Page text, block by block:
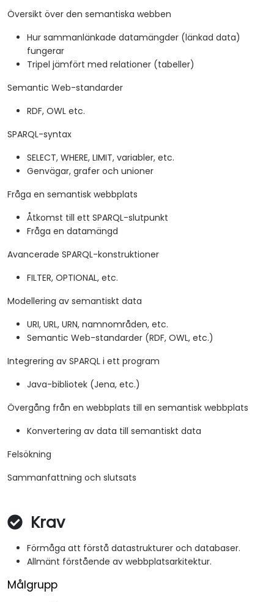
Översikt över den semantiska webben
Hur sammanlänkade datamängder (länkad data)
fungerar
Tripel jämfört med relationer (tabeller)
Semantic Web-standarder
RDF, OWL etc.
SPARQL-syntax
SELECT, WHERE, LIMIT, variabler, etc.
Genvägar, grafer och unioner
Fråga en semantisk webbplats
Åtkomst till ett SPARQL-slutpunkt
Fråga en datamängd
Avancerade SPARQL-konstruktioner
FILTER, OPTIONAL, etc.
Modellering av semantiskt data
URI, URL, URN, namnområden, etc.
Semantic Web-standarder (RDF, OWL, etc.)
Integrering av SPARQL i ett program
Java-bibliotek (Jena, etc.)
Övergång från en webbplats till en semantisk webbplats
Konvertering av data till semantiskt data
Felsökning
Sammanfattning och slutsats
Krav
Förmåga att förstå datastrukturer och databaser.
Allmänt förstående av webbplatsarkitektur.
Målgrupp